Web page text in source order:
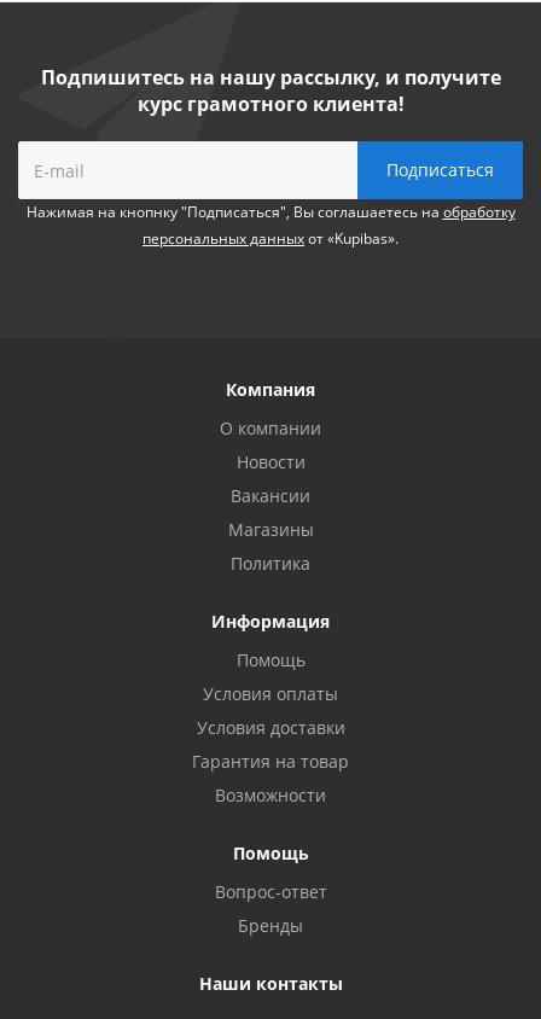
Подпишитесь на нашу рассылку, и получите
курс грамотного клиента!
Нажимая на кнопнку "Подписаться", Вы соглашаетесь на обработку
персональных данныхот «Kupibas».
Компания
О компании
Новости
Вакансии
Магазины
Политика
Информация
Помощь
Условия оплаты
Условия доставки
Гарантия на товар
Возможности
Помощь
Вопрос-ответ
Бренды
Наши контакты